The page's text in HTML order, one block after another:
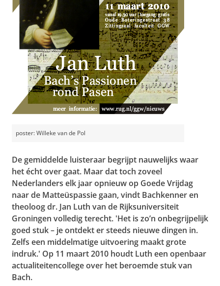
poster: Willeke van de Pol
De gemiddelde luisteraar begrijpt nauwelijks waar
het écht over gaat. Maar dat toch zoveel
Nederlanders elk jaar opnieuw op Goede Vrijdag
naar de Matteüspassie gaan, vindt Bachkenner en
theoloog dr. Jan Luth van de Rijksuniversiteit
Groningen volledig terecht. 'Het is zo’n onbegrijpelijk
goed stuk – je ontdekt er steeds nieuwe dingen in.
Zelfs een middelmatige uitvoering maakt grote
indruk.' Op 11 maart 2010 houdt Luth een openbaar
actualiteitencollege over het beroemde stuk van
Bach.